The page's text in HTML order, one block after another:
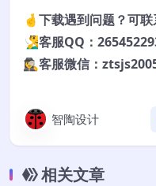
🤞下载遇到问题？可
🧏‍♂️客服QQ：
🕵️‍♀️客服微信：
智陶设计
相关文章